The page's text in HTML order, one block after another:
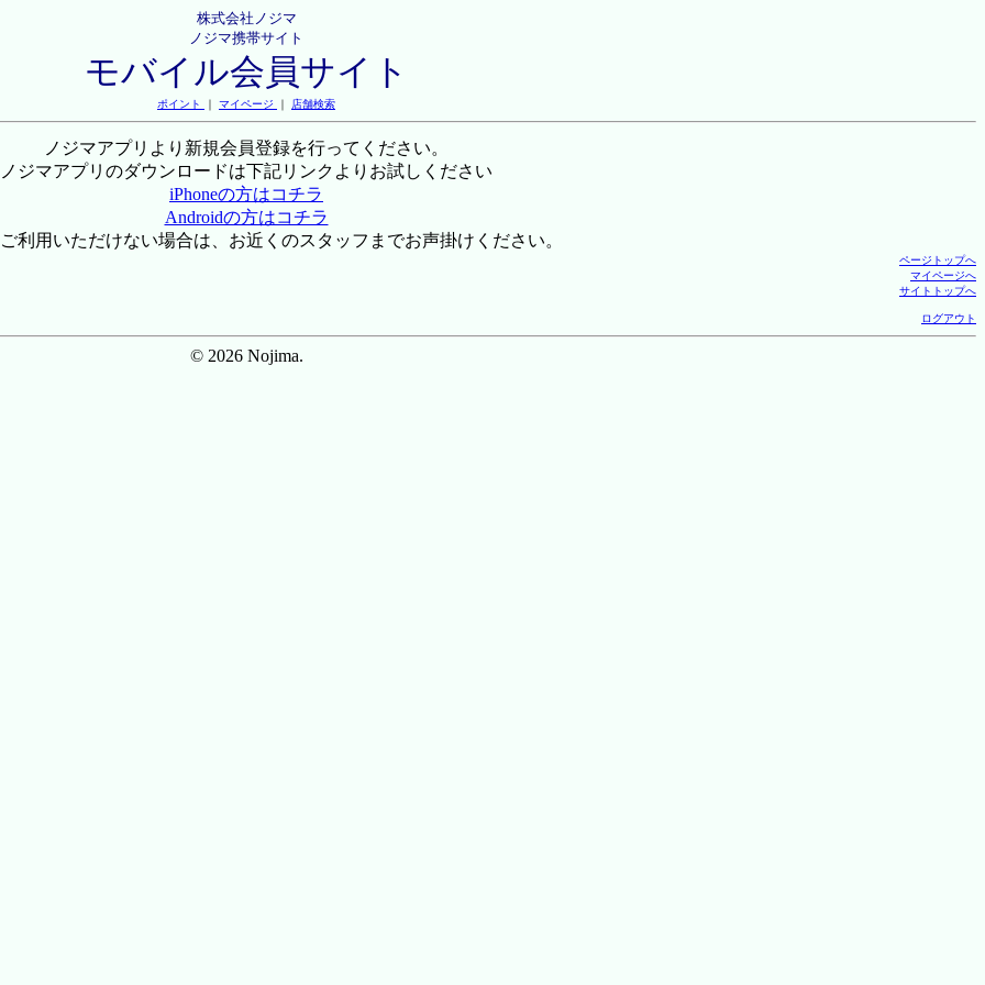
株式会社ノジマ
ノジマ携帯サイト
モバイル会員サイト
ポイント ｜ マイページ ｜ 店舗検索
ノジマアプリより新規会員登録を行ってください。
ノジマアプリのダウンロードは下記リンクよりお試しください
iPhoneの方はコチラ
Androidの方はコチラ
利用いただけない場合は、お近くのスタッフまでお声掛けください。
ページトップへ
マイページへ
サイトトップへ
ログアウト
© 2026 Nojima.